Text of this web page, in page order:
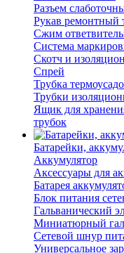
Разъем
Рукав ремонтный
Сжим
Система
Скотч и
Спрей
Трубка
Трубки
Ящик для
трубок
Батарейки,
Аккумулятор
Аксессуары для
Батарея
Блок питания
Гальванический
Миниатюрный
Сетевой шнур
Универсальное